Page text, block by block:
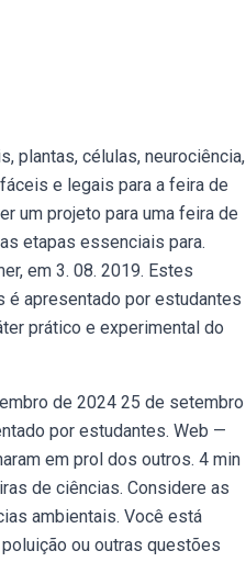
plantas, células, neurociência,
e legais para a feira de
um projeto para uma feira de
etapas essenciais para.
em 3. 08. 2019. Estes
apresentado por estudantes
prático e experimental do
de 2024 25 de setembro
por estudantes. Web —
em prol dos outros. 4 min
de ciências. Considere as
ambientais. Você está
ou outras questões